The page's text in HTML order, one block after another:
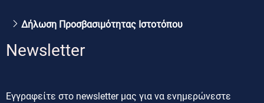
Δήλωση Προσβασιμότητας Ιστοτόπου
Newsletter
Εγγραφείτε στο newsletter μας για να ενημερώνεστε